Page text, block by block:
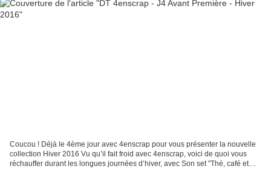
Coucou ! Déjà le 4ème jour avec 4enscrap pour vous présenter la nouvelle
collection Hiver 2016 Vu qu’il fait froid avec 4enscrap, voici de quoi vous
réchauffer durant les longues journées d’hiver, avec Son set "Thé, café et